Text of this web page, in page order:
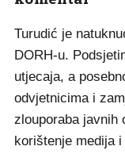
Turudić je
DORH-u.
utjecaja, a
odvjetnicima i
zlouporaba javnih
korištenje medija